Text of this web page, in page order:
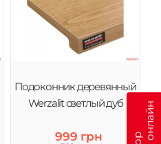
Подоконник деревянный
Werzalit светлый дуб
999 грн